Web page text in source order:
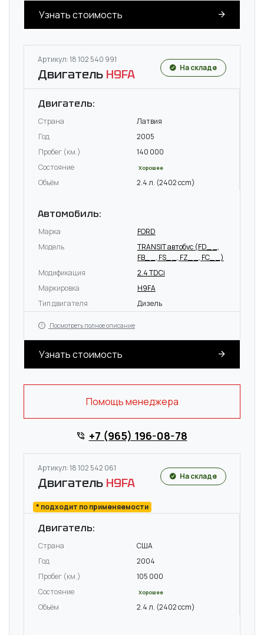
Узнать стоимость
Артикул: 18 102 540 991
Двигатель H9FA На складе
Двигатель:
Страна
Латвия
Год
2005
Пробег (км.)
140 000
Состояние
Хорошее
Объём 2.4 л. (2402 ccm)
Автомобиль:
Марка
FORD
Модель
TRANSIT автобус (FD_ _,
FB_ _, FS_ _, FZ_ _, FC_ _)
Модификация
2.4 TDCi
Маркировка
H9FA
Тип двигателя
Дизель
Посмотреть полное описание
Узнать стоимость
Помощь менеджера
+7 (965) 196-08-78
Артикул: 18 102 542 061
Двигатель H9FA
* подходит по применяемости
На складе
Двигатель:
Страна
США
Год
2004
Пробег (км.)
105 000
Состояние
Хорошее
Объём 2.4 л. (2402 ccm)